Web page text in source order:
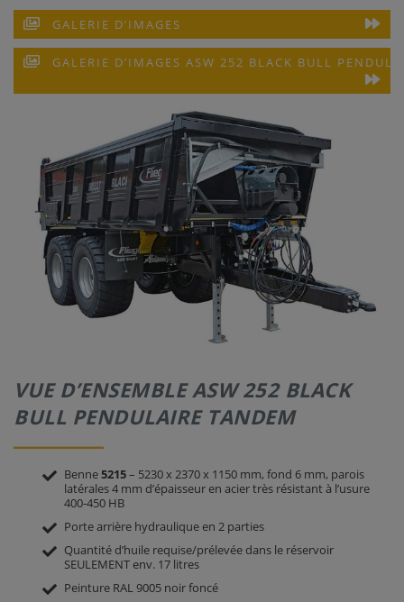
CONTACT
GALERIE D’IMAGES
GALERIE D’IMAGES ASW 252 BLACK BULL
VUE D’ENSEMBLE ASW 252 BLACK
BULL PENDULAIRE TANDEM
Benne5215– 5230 x 2370 x 1150 mm, fond 6 mm, parois
latérales 4 mm d’épaisseur en acier très résistant à l’usure
400-450 HB
Porte arrière hydraulique en 2 parties
Quantité d’huile requise/prélevée dans le réservoir
SEULEMENT env. 17 litres
Peinture RAL 9005 noir foncé